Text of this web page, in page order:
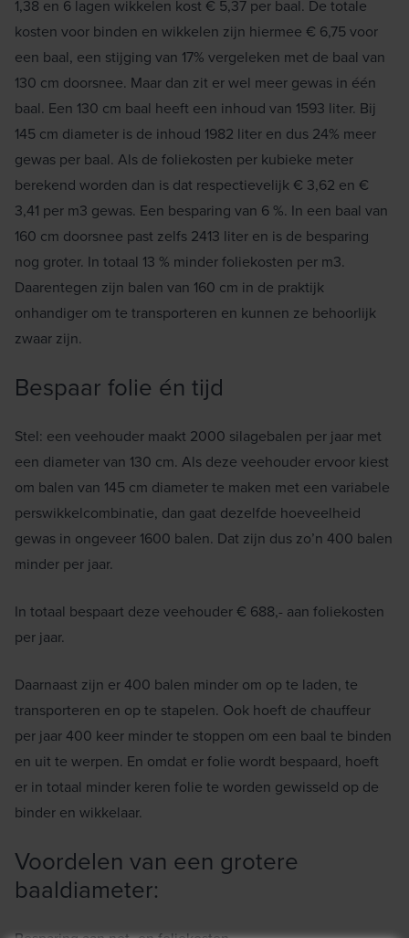
1,38 en 6 lagen wikkelen kost € 5,37 per baal. De totale
kosten voor binden en wikkelen zijn hiermee € 6,75 voor
een baal, een stijging van 17% vergeleken met de baal van
130 cm doorsnee. Maar dan zit er wel meer gewas in één
baal. Een 130 cm baal heeft een inhoud van 1593 liter. Bij
145 cm diameter is de inhoud 1982 liter en dus 24% meer
gewas per baal. Als de foliekosten per kubieke meter
berekend worden dan is dat respectievelijk € 3,62 en €
3,41 per m3 gewas. Een besparing van 6 %. In een baal van
160 cm doorsnee past zelfs 2413 liter en is de besparing
nog groter. In totaal 13 % minder foliekosten per m3.
Daarentegen zijn balen van 160 cm in de praktijk
onhandiger om te transporteren en kunnen ze behoorlijk
zwaar zijn.
Bespaar folie én tijd
Stel: een veehouder maakt 2000 silagebalen per jaar met
een diameter van 130 cm. Als deze veehouder ervoor kiest
om balen van 145 cm diameter te maken met een variabele
perswikkelcombinatie, dan gaat dezelfde hoeveelheid
gewas in ongeveer 1600 balen. Dat zijn dus zo’n 400 balen
minder per jaar.
In totaal bespaart deze veehouder € 688,- aan foliekosten
per jaar.
Daarnaast zijn er 400 balen minder om op te laden, te
transporteren en op te stapelen. Ook hoeft de chauffeur
per jaar 400 keer minder te stoppen om een baal te binden
en uit te werpen. En omdat er folie wordt bespaard, hoeft
er in totaal minder keren folie te worden gewisseld op de
binder en wikkelaar.
Voordelen van een grotere
baaldiameter: